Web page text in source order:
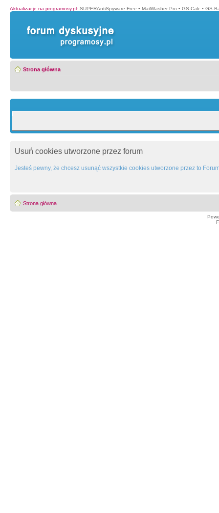
Aktualizacje na programosy.pl: SUPERAntiSpyware Free • MailWasher Pro • GS-Calc • GS-
Strona główna
Usuń cookies utworzone przez forum
Jesteś pewny, że chcesz usunąć wszystkie cookies utworzone przez to
Strona główna